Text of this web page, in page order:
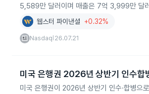
5,589만 달러이며 매출은 7억 3,999만 달
웹스터 파이낸셜 +0.32%
Nasdaq 26.07.21
미국 은행권 2026년 상반기 인수합
미국 은행권이 2026년 상반기 인수·합병